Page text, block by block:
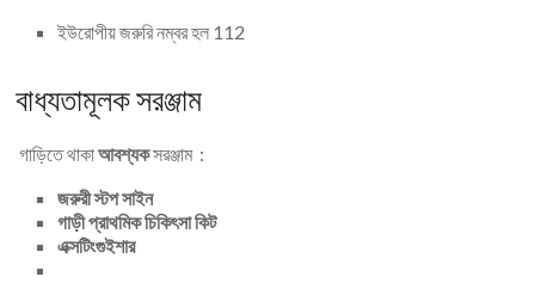
ইউরোপীয় জরুরি নম্বর হল 112
বাধ্যতামূলক সরঞ্জাম
গাড়িতে থাকাআবশ্যকসরঞ্জাম :
জরুরী স্টপ সাইন
গাড়ী প্রাথমিক চিকিৎসা কিট
এক্সটিংগুইশার